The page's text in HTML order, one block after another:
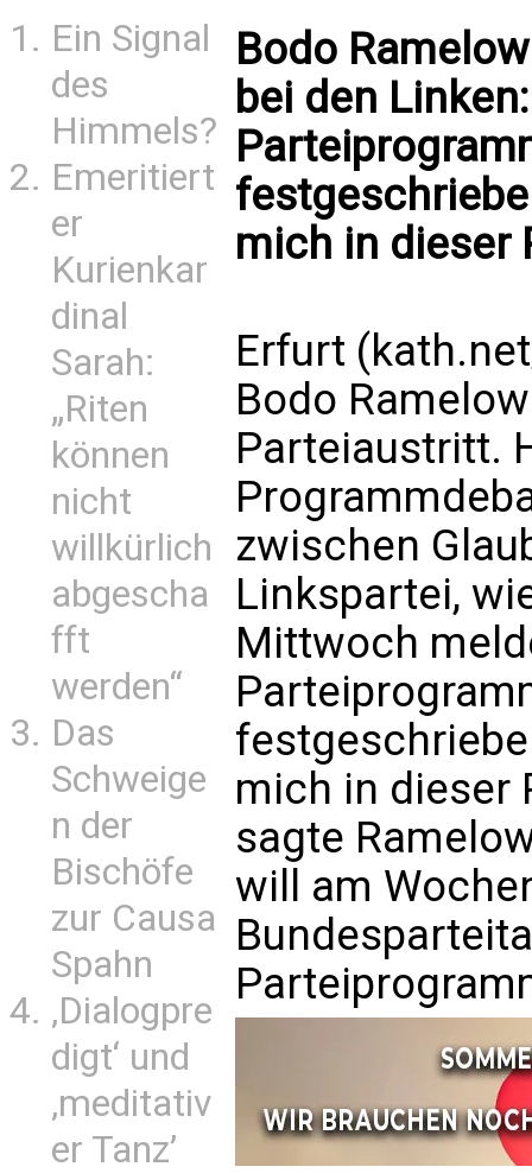
Ein Signal
des
Himmels?
Emeritiert
er
Kurienkar
dinal
Sarah:
„Riten
können
nicht
willkürlich
abgescha
fft
werden“
Das
Schweige
n der
Bischöfe
zur Causa
Spahn
‚Dialogpre
digt‘ und
‚meditativ
er Tanz’
Bodo
bei den
mich in dieser
Erfurt
Bodo
Parteiaustritt.
zwischen
Linkspartei,
Mittwoch
mich in dieser
sagte
will am